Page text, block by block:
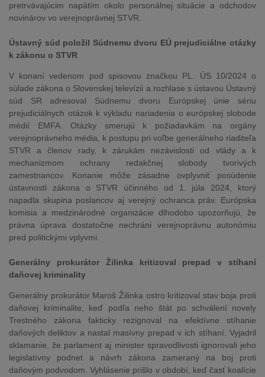
pretrvávajúcim napätím okolo personálnej situácie a odchodov
novinárov vo verejnoprávnej STVR.
Ústavný súd položil Súdnemu dvoru EÚ prejudiciálne otázky
k zákonu o STVR
V konaní vedenom pod spisovou značkou PL. ÚS 10/2024 o
súlade zákona o Slovenskej televízii a rozhlase s ústavou Ústavný
súd SR adresoval Súdnemu dvoru Európskej únie sériu
prejudiciálnych otázok k výkladu nariadenia o európskej slobode
médií EMFA. Otázky smerujú k požiadavkám na orgány
verejnoprávneho média, k postupu pri voľbe generálneho riaditeľa
STVR a členov rady, k zárukám nezávislosti od vlády a k
mechanizmom ochrany redakčnej slobody tvorivých
zamestnancov. Konanie môže zásadne ovplyvniť posúdenie
ústavnosti zákona o STVR účinného od 1. júla 2024, ktorý
napadla skupina poslancov aj verejný ochranca práv. Európska
komisia a medzinárodné organizácie dlhodobo upozorňujú, že
právna úprava dostatočne nechráni verejnoprávnu autonómiu
pred politickými vplyvmi.
Generálny prokurátor Žilinka kritizoval prepad v stíhaní
daňovej kriminality
Generálny prokurátor Maroš Žilinka ostro kritizoval stav boja proti
daňovej kriminalite, keď podľa neho štát po schválení novely
Trestného zákona fakticky rezignoval na efektívne stíhanie
daňových deliktov a nastal masívny prepad v ich stíhaní. Vyjadril
sklamanie, že parlament aj minister spravodlivosti ignorovali jeho
legislatívny podnet a návrh zákona zameraný na boj proti
daňovým podvodom. Vyhlásenie prišlo v období, keď časť koalície